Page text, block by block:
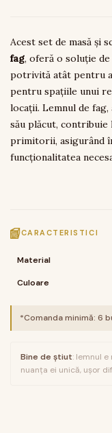
Acest set de masă și
fag, oferă o soluție
potrivită atât pentru
pentru spațiile unui
locații. Lemnul de
său plăcut, contribuie
primitorii, asigurând
funcționalitatea
CARACTERISTICI
Material
Culoare
*Comanda minimă: 6
Bine de știut: lemnul
nuanța ei unică, ușor